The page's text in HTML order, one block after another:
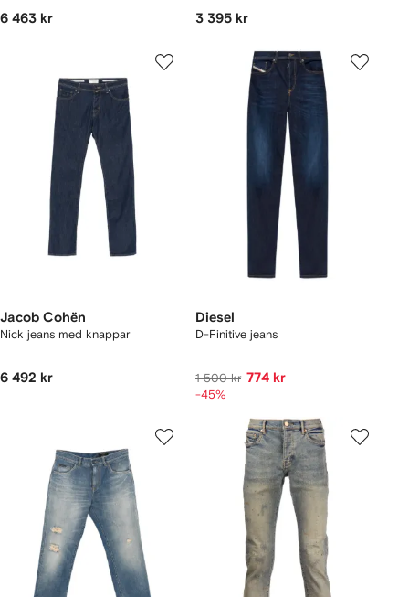
6 463 kr 3 395 kr
Jacob Cohën
Nick jeans med knappar
6 492 kr
Diesel
D-Finitive jeans
1 500 kr 774 kr
-45%